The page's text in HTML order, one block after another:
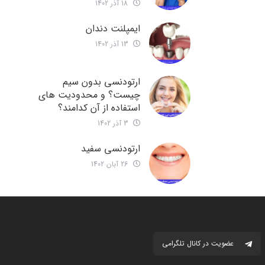
ایمپلنت دندان
ارتودنسی بدون سیم
چیست؟ و محدودیت های
استفاده از آن کدامند؟
ارتودنسی سفید
عضویت در کانال تلگرامی